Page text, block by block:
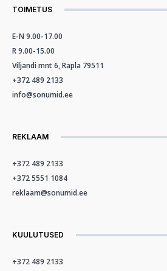
TOIMETUS
E-N 9.00-17.00
R 9.00-15.00
Viljandi mnt 6, Rapla 79511
+372 489 2133
info@sonumid.ee
REKLAAM
+372 489 2133
+372 5551 1084
reklaam@sonumid.ee
KUULUTUSED
+372 489 2133